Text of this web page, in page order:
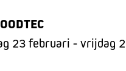
23 februari - vrijdag